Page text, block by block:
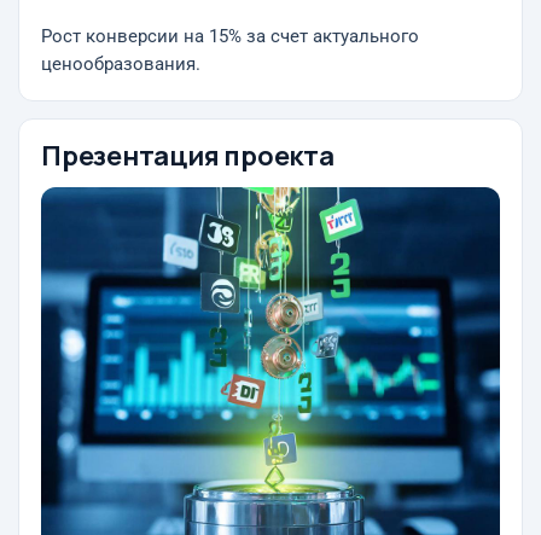
Рост конверсии на 15% за счет актуального
ценообразования.
Презентация проекта